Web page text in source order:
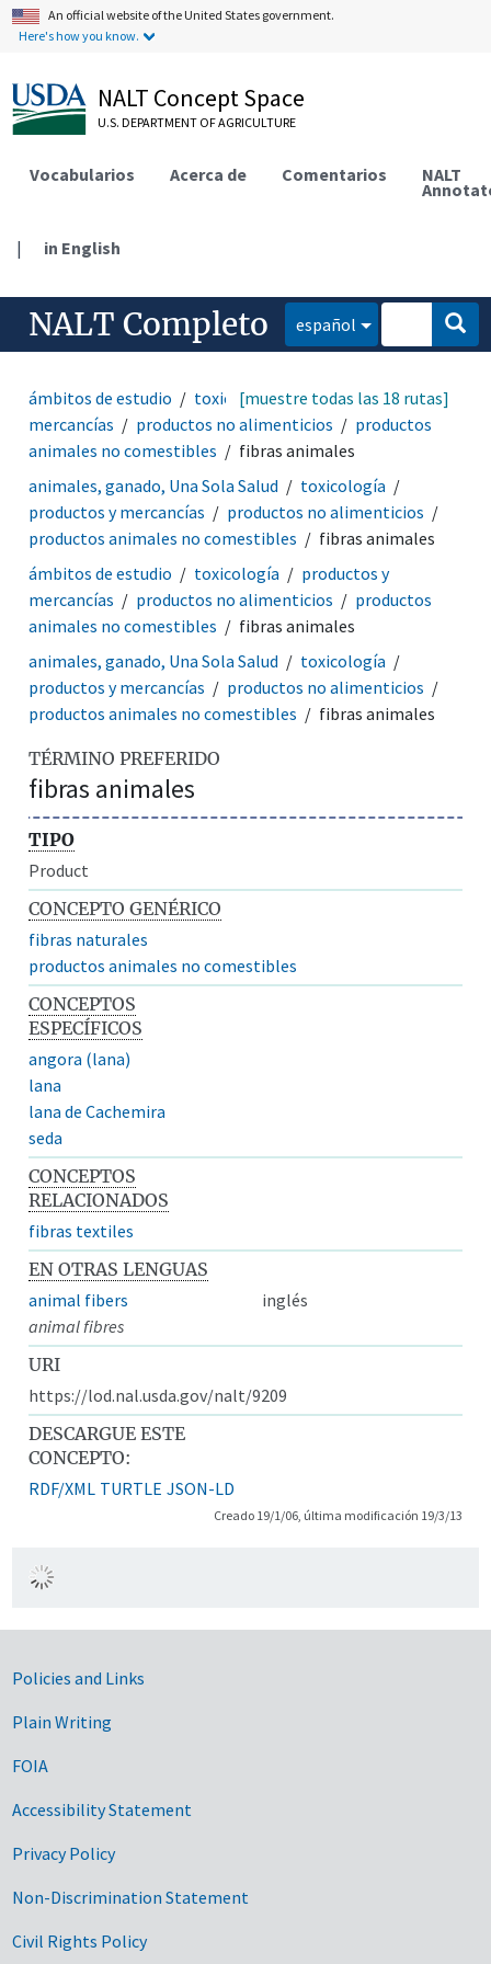
An official website of the United States government.
Here's how you know.
NALT Concept Space
U.S. DEPARTMENT OF AGRICULTURE
Vocabularios Acerca de Comentarios NALT
| in English
NALT Completo español
ámbitos de estudio toxicología
productos y
mercancías
productos no alimenticios
productos
animales no comestibles
fibras animales
[muestre todas las 18 rutas]
animales, ganado, Una Sola Salud
toxicología
productos y mercancías
productos no alimenticios
productos animales no comestibles
fibras animales
ámbitos de estudio
toxicología
productos y
mercancías
productos no alimenticios
productos
animales no comestibles
fibras animales
animales, ganado, Una Sola Salud
toxicología
productos y mercancías
productos no alimenticios
productos animales no comestibles
fibras animales
TÉRMINO PREFERIDO
fibras animales
TIPO
Product
CONCEPTO GENÉRICO
fibras naturales
productos animales no comestibles
CONCEPTOS
ESPECÍFICOS
angora (lana)
lana
lana de Cachemira
seda
CONCEPTOS
RELACIONADOS
fibras textiles
EN OTRAS LENGUAS
animal fibers
inglés
animal fibres
URI
https://lod.nal.usda.gov/nalt/9209
DESCARGUE ESTE
CONCEPTO:
RDF/XML TURTLE JSON-LD
Creado 19/1/06, última modificación 19/3/13
Government Links
Policies and Links
Plain Writing
FOIA
Accessibility Statement
Privacy Policy
Non-Discrimination Statement
Civil Rights Policy